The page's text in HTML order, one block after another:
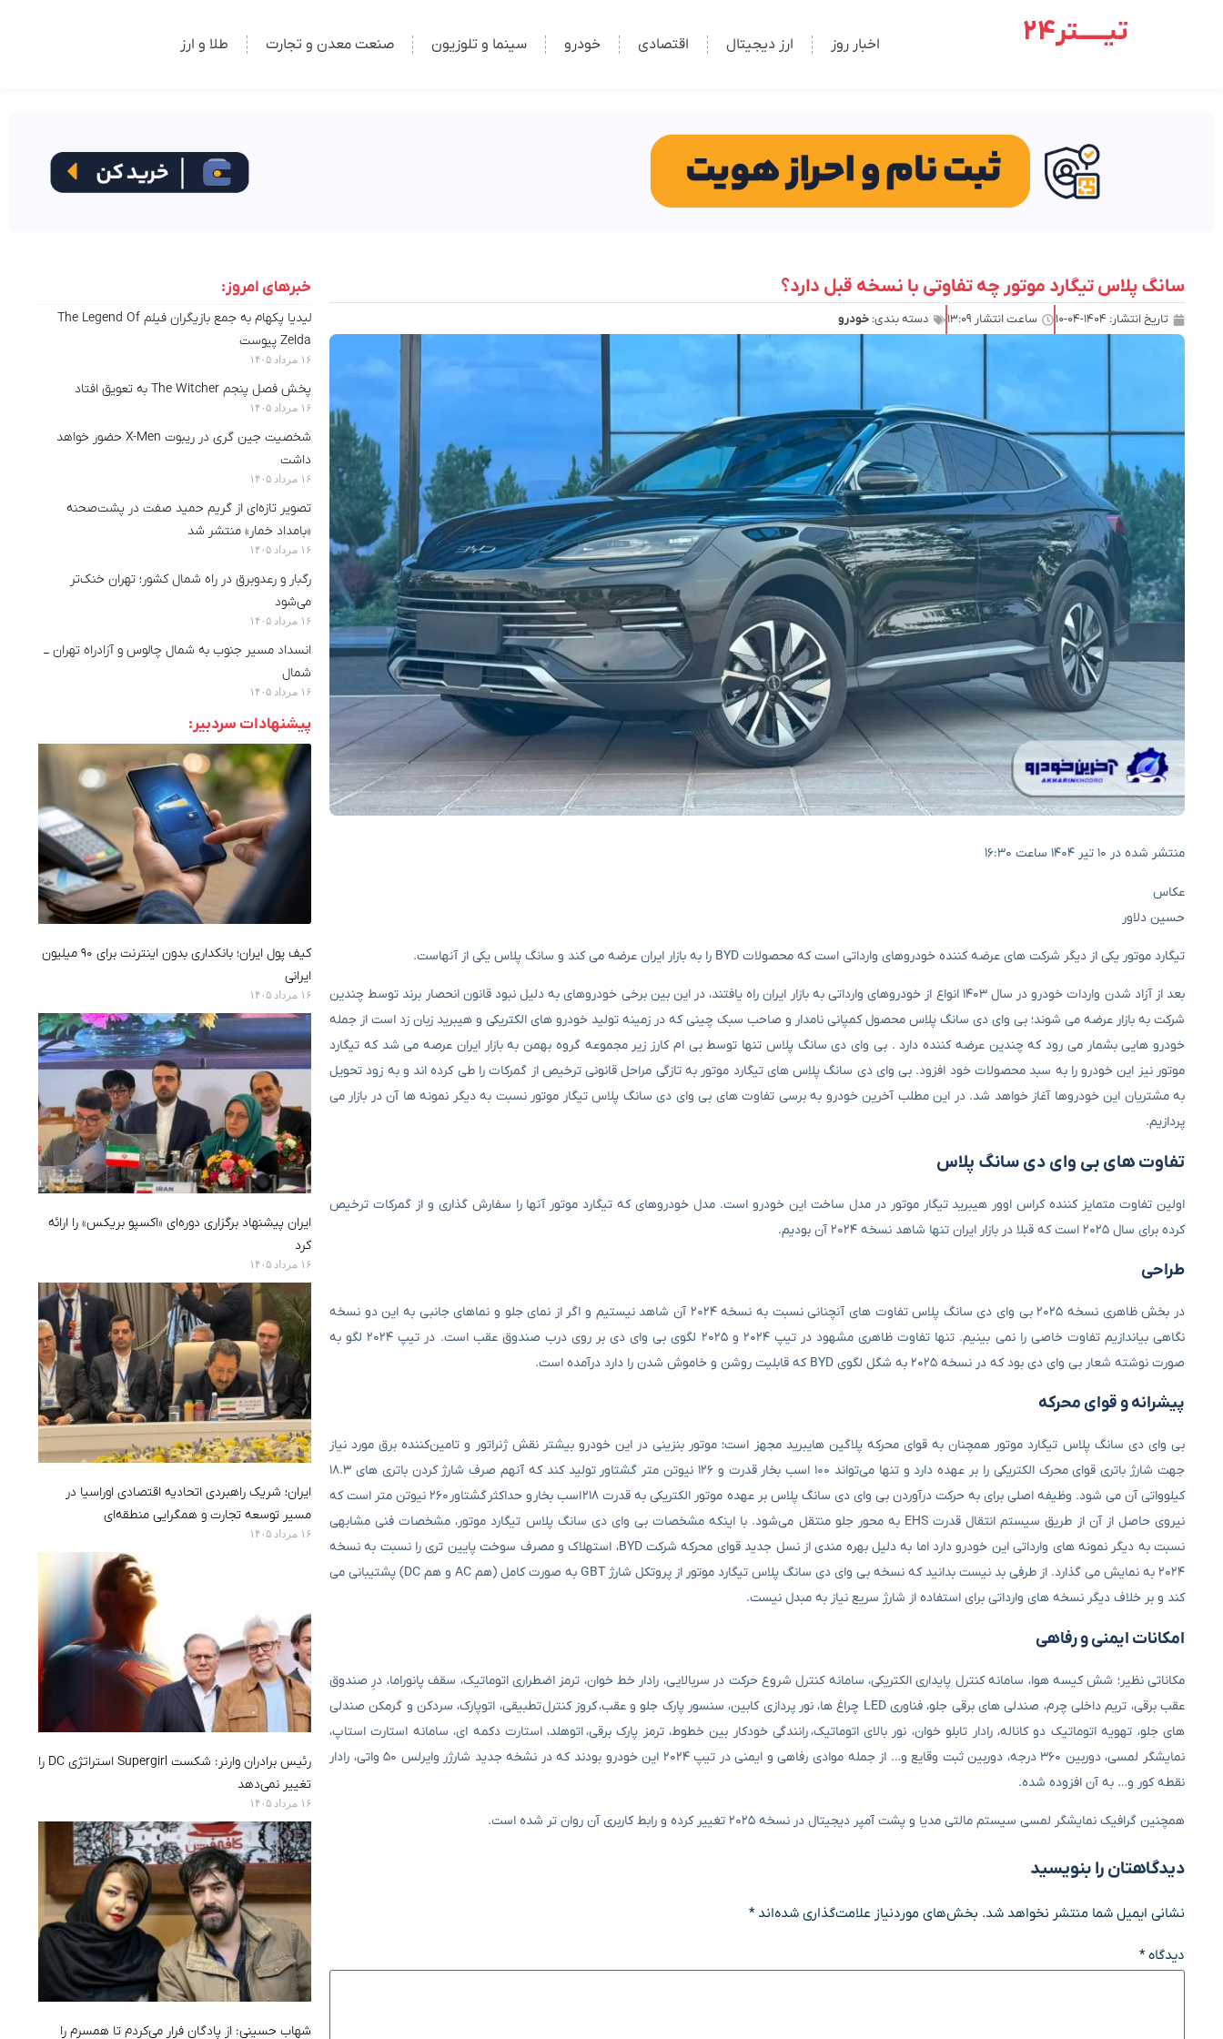
تیـــــتر24 اخبار روز ارز دیجیتال اقتصادی خودرو سینما و تلوزیون صنعت معدن و تجارت طلا و ارز
سانگ پلاس تیگارد موتور چه تفاوتی با نسخه قبل دارد؟
تاریخ انتشار: ۱۴۰۴-۰۴-۱۰ ساعت انتشار ۱۳:۰۹ دسته بندی: خودرو
منتشر شده در ۱۰ تیر ۱۴۰۴ ساعت ۱۶:۳۰
عکاس
حسین دلاور
تیگارد موتور یکی از دیگر شرکت های عرضه کننده خودروهای وارداتی است که محصولات BYD را به بازار ایران عرضه می کند و سانگ پلاس یکی از آنهاست.
بعد از آزاد شدن واردات خودرو در سال ۱۴۰۳ انواع از خودروهای وارداتی به بازار ایران راه یافتند، در این بین برخی خودروهای به دلیل نبود قانون انحصار برند توسط چندین
شرکت به بازار عرضه می شوند؛ بی وای دی سانگ پلاس محصول کمپانی نامدار و صاحب سبک چینی که در زمینه تولید خودرو های الکتریکی و هیبرید زبان زد است از جمله
خودرو هایی بشمار می رود که چندین عرضه کننده دارد . بی وای دی سانگ پلاس تنها توسط بی ام کارز زیر مجموعه گروه بهمن به بازار ایران عرصه می شد که تیگارد
موتور نیز این خودرو را به سبد محصولات خود افزود. بی وای دی سانگ پلاس های تیگارد موتور به تازگی مراحل قانونی ترخیص از گمرکات را طی کرده اند و به زود تحویل
به مشتریان این خودروها آغاز خواهد شد. در این مطلب آخرین خودرو به برسی تفاوت های بی وای دی سانگ پلاس تیگار موتور نسبت به دیگر نمونه ها آن در بازار می
پردازیم.
تفاوت های بی وای دی سانگ پلاس
اولین تفاوت متمایز کننده کراس اوور هیبرید تیگار موتور در مدل ساخت این خودرو است. مدل خودروهای که تیگارد موتور آنها را سفارش گذاری و از گمرکات ترخیص
کرده برای سال ۲۰۲۵ است که قبلا در بازار ایران تنها شاهد نسخه ۲۰۲۴ آن بودیم.
طراحی
در بخش ظاهری نسخه ۲۰۲۵ بی وای دی سانگ پلاس تفاوت های آنچنانی نسبت به نسخه ۲۰۲۴ آن شاهد نیستیم و اگر از نمای جلو و نماهای جانبی به این دو نسخه
نگاهی بیاندازیم تفاوت خاصی را نمی بینیم. تنها تفاوت ظاهری مشهود در تیپ ۲۰۲۴ و ۲۰۲۵ لگوی بی وای دی بر روی درب صندوق عقب است. در تیپ ۲۰۲۴ لگو به
صورت نوشته شعار بی وای دی بود که در نسخه ۲۰۲۵ به شگل لگوی BYD که قابلیت روشن و خاموش شدن را دارد درآمده است.
پیشرانه و قوای محرکه
بی وای دی سانگ پلاس تیگارد موتور همچنان به قوای محرکه پلاگین هایبرید مجهز است؛ موتور بنزینی در این خودرو بیشتر نقش ژنراتور و تامین‌کننده برق مورد نیاز
جهت شارژ باتری قوای محرک الکتریکی را بر عهده دارد و تنها می‌تواند ۱۰۰ اسب بخار قدرت و ۱۲۶ نیوتن متر گشتاور تولید کند که آنهم صرف شارژ کردن باتری های ۱۸.۳
کیلوواتی آن می شود. وظیفه اصلی برای به حرکت درآوردن بی وای دی سانگ پلاس بر عهده موتور الکتریکی به قدرت ۲۱۸ اسب بخار و حداکثر گشتاور ۲۶۰ نیوتن متر است که
نیروی حاصل از آن از طریق سیستم انتقال قدرت EHS به محور جلو منتقل می‌شود. با اینکه مشخصات بی وای دی سانگ پلاس تیگارد موتور، مشخصات فنی مشابهی
نسبت به دیگر نمونه های وارداتی این خودرو دارد اما به دلیل بهره مندی از نسل جدید قوای محرکه شرکت BYD، استهلاک و مصرف سوخت پایین تری را نسبت به نسخه
۲۰۲۴ به نمایش می گذارد. از طرفی بد نیست بدانید که نسخه بی وای دی سانگ پلاس تیگارد موتور از پروتکل شارژ GBT به صورت کامل (هم AC و هم DC) پشتیبانی می
کند و بر خلاف دیگر نسخه های وارداتی برای استفاده از شارژ سریع نیاز به مبدل نیست.
امکانات ایمنی و رفاهی
مکاناتی نظیر؛ شش کیسه هوا، سامانه کنترل پایداری الکتریکی، سامانه کنترل شروع حرکت در سربالایی، رادار خط خوان، ترمز اضطراری اتوماتیک، سقف پانوراما، درِ صندوق
عقب برقی، تریم داخلی چرم، صندلی های برقی جلو، فناوری LED چراغ ها، نور پردازی کابین، سنسور پارک جلو و عقب، کروز کنترل تطبیقی، اتوپارک، سردکن و گرمکن صندلی
های جلو، تهویه اتوماتیک دو کاناله، رادار تابلو خوان، نور بالای اتوماتیک، رانندگی خودکار بین خطوط، ترمز پارک برقی، اتوهلد، استارت دکمه ای، سامانه استارت استاپ،
نمایشگر لمسی، دوربین ۳۶۰ درجه، دوربین ثبت وقایع و… از جمله موادی رفاهی و ایمنی در تیپ ۲۰۲۴ این خودرو بودند که در نشخه جدید شارژر وایرلس ۵۰ واتی، رادار
نقطه کور و… به آن افزوده شده.
همچنین گرافیک نمایشگر لمسی سیستم مالتی مدیا و پشت آمپر دیجیتال در نسخه ۲۰۲۵ تغییر کرده و رابط کاربری آن روان تر شده است.
دیدگاهتان را بنویسید
نشانی ایمیل شما منتشر نخواهد شد. بخش‌های موردنیاز علامت‌گذاری شده‌اند*
دیدگاه*
خبرهای امروز:
لیدیا پکهام به جمع بازیگران فیلم The Legend Of
Zelda پیوست
۱۶ مرداد ۱۴۰۵
پخش فصل پنجم The Witcher به تعویق افتاد
۱۶ مرداد ۱۴۰۵
شخصیت جین گری در ریبوت X-Men حضور خواهد
داشت
۱۶ مرداد ۱۴۰۵
تصویر تازه‌ای از گریم حمید صفت در پشت‌صحنه
«بامداد خمار» منتشر شد
۱۶ مرداد ۱۴۰۵
رگبار و رعدوبرق در راه شمال کشور؛ تهران خنک‌تر
می‌شود
۱۶ مرداد ۱۴۰۵
انسداد مسیر جنوب به شمال چالوس و آزادراه تهران ــ
شمال
۱۶ مرداد ۱۴۰۵
پیشنهادات سردبیر:
کیف پول ایران؛ بانکداری بدون اینترنت برای ۹۰ میلیون
ایرانی
۱۶ مرداد ۱۴۰۵
ایران پیشنهاد برگزاری دوره‌ای «اکسپو بریکس» را ارائه
کرد
۱۶ مرداد ۱۴۰۵
ایران؛ شریک راهبردی اتحادیه اقتصادی اوراسیا در
مسیر توسعه تجارت و همگرایی منطقه‌ای
۱۶ مرداد ۱۴۰۵
رئیس برادران وارنر: شکست Supergirl استراتژی DC را
تغییر نمی‌دهد
۱۶ مرداد ۱۴۰۵
شهاب حسینی: از پادگان فرار می‌کردم تا همسرم را